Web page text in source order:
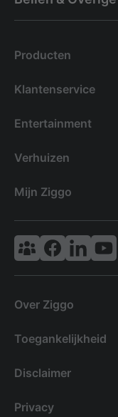
Producten
Klantenservice
Entertainment
Verhuizen
Mijn Ziggo
Vodafone & Ziggo
Ziggo
Over Ziggo
Toegankelijkheid
Disclaimer
Privacy